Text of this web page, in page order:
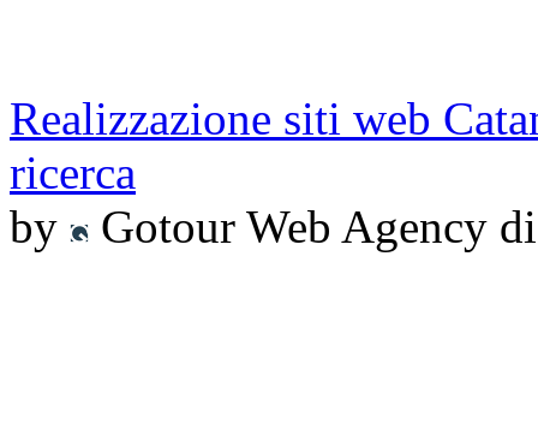
Realizzazione siti web
ricerca
by
Gotour Web Agency